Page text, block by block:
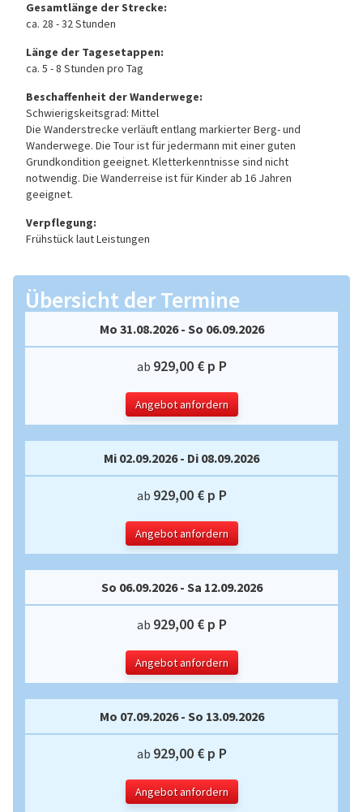
Gesamtlänge der Strecke:
ca. 28 - 32 Stunden
Länge der Tagesetappen:
ca. 5 - 8 Stunden pro Tag
Beschaffenheit der Wanderwege:
Schwierigskeitsgrad: Mittel
Die Wanderstrecke verläuft entlang markierter Berg- und
Wanderwege. Die Tour ist für jedermann mit einer guten
Grundkondition geeignet. Kletterkenntnisse sind nicht
notwendig. Die Wanderreise ist für Kinder ab 16 Jahren
geeignet.
Verpflegung:
Frühstück laut Leistungen
Übersicht der Termine
Mo 31.08.2026 - So 06.09.2026
ab 929,00 € p P
Angebot anfordern
Mi 02.09.2026 - Di 08.09.2026
ab 929,00 € p P
Angebot anfordern
So 06.09.2026 - Sa 12.09.2026
ab 929,00 € p P
Angebot anfordern
Mo 07.09.2026 - So 13.09.2026
ab 929,00 € p P
Angebot anfordern